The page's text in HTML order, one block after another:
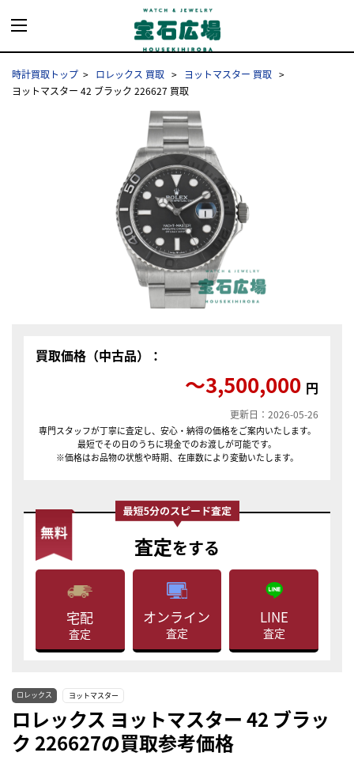
時計買取トップ ロレックス 買取
ヨットマスター 買取
ヨットマスター 42 ブラック 226627 買取
買取価格（中古品）：
〜3,500,000 円
更新日：2026-05-26
専門スタッフが丁寧に査定し、安心・納得の価格をご案内いたします。
最短でその日のうちに現金でのお渡しが可能です。
※価格はお品物の状態や時期、在庫数により変動いたします。
査定をする
宅配
査定
オンライン
査定
LINE
査定
ロレックス ヨットマスター
ロレックス ヨットマスター 42 ブラッ
ク 226627の買取参考価格